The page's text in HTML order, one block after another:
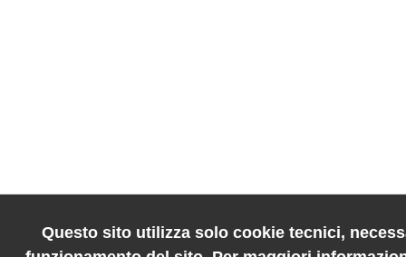
Questo sito utilizza solo cookie tecnici,